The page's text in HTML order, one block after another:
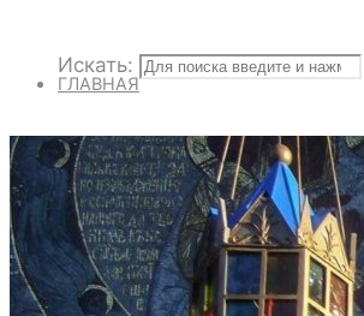
Искать:
ГЛАВНАЯ
О СОБОРЕ
ИСТОРИЯ СОБОРА
ИСТОРИЯ